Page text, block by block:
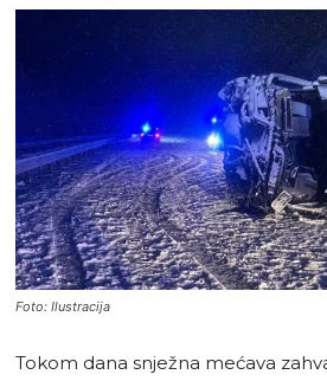
Foto: Ilustracija
Tokom dana snježna mećava